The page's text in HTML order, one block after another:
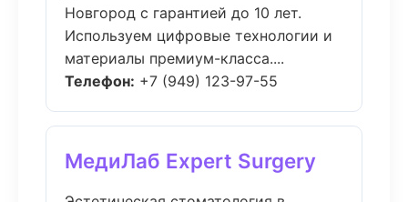
Новгород с гарантией до 10 лет.
Используем цифровые технологии и
материалы премиум-класса....
Телефон: +7 (949) 123-97-55
МедиЛаб Expert Surgery